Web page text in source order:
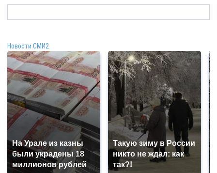
Новости СМИ2
На Урале из казны
были украдены 18
миллионов рублей
Такую зиму в России
никто не ждал: как
так?!